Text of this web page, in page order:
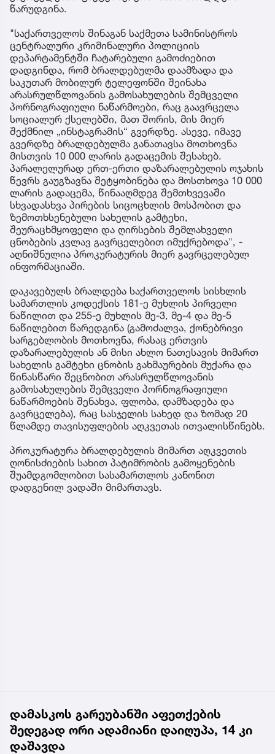
წარუდგინა.
"საქართველოს შინაგან საქმეთა სამინისტროს
ცენტრალური კრიმინალური პოლიციის
დეპარტამენტში ჩატარებული გამოძიებით
დადგინდა, რომ ბრალდებულმა დაამზადა და
საკუთარ მობილურ ტელეფონში შეინახა
არასრულწლოვანის გამოსახულების შემცველი
პორნოგრაფიული ნაწარმოები, რაც გაავრცელა
სოციალურ ქსელებში, მათ შორის, მის მიერ
შექმნილ „ინსტაგრამის“ გვერდზე. ასევე, იმავე
გვერდზე ბრალდებულმა განათავსა მოთხოვნა
მისთვის 10 000 ლარის გადაცემის შესახებ.
პარალელურად ერთ-ერთი დაზარალებულის ოჯახის
წევრს გაუგზავნა შეტყობინება და მოსთხოვა 10 000
ლარის გადაცემა, წინააღმდეგ შემთხვევაში
სხვადასხვა პირების სიცოცხლის მოსპობით და
ზემოთხსენებული სახელის გამტეხი,
შეურაცხმყოფელი და ღირსების შემლახველი
ცნობების კვლავ გავრცელებით იმუქრებოდა", -
აღნიშნულია პროკურატურის მიერ გავრცელებულ
ინფორმაციაში.
დაკავებულს ბრალდება საქართველოს სისხლის
სამართლის კოდექსის 181-ე მუხლის პირველი
ნაწილით და 255-ე მუხლის მე-3, მე-4 და მე-5
ნაწილებით წარედგინა (გამოძალვა, ქონებრივი
სარგებლობის მოთხოვნა, რასაც ერთვის
დაზარალებულის ან მისი ახლო ნათესავის მიმართ
სახელის გამტეხი ცნობის გახმაურების მუქარა და
წინასწარი შეცნობით არასრულწლოვანის
გამოსახულების შემცველი პორნოგრაფიული
ნაწარმოების შენახვა, ფლობა, დამზადება და
გავრცელება), რაც სასჯელის სახედ და ზომად 20
წლამდე თავისუფლების აღკვეთას ითვალისწინებს.
პროკურატურა ბრალდებულის მიმართ აღკვეთის
ღონისძიების სახით პატიმრობის გამოყენების
შუამდგომლობით სასამართლოს კანონით
დადგენილ ვადაში მიმართავს.
დამასკოს გარეუბანში აფეთქების
შედეგად ორი ადამიანი დაიღუპა, 14 კი
დაშავდა